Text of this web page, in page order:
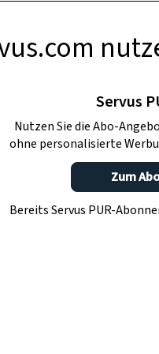
mit beiden
lustigen
Servus
Nutzen Sie die Abo-
ohne personalisierte
Zum
Bereits Servus PUR-